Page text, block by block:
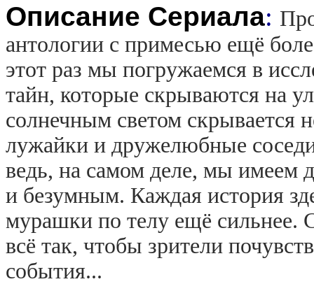
Описание Сериала:
антологии с примесью ещё
этот раз мы погружаемся в
тайн, которые скрываются на
солнечным светом скрывается
лужайки и дружелюбные
ведь, на самом деле, мы имеем
и безумным. Каждая история
мурашки по телу ещё сильнее.
всё так, чтобы зрители
события...